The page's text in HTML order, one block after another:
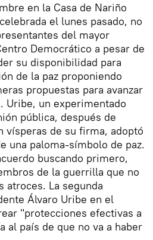
en la Casa de Nariño
el lunes pasado, no
del mayor
Democrático a pesar de
su disponibilidad para
de la paz proponiendo
propuestas para avanzar
Uribe, un experimentado
pública, después de
vísperas de su firma, adoptó
una paloma-símbolo de paz.
buscando primero,
de la guerrilla que no
atroces. La segunda
Álvaro Uribe en el
"protecciones efectivas a
al país de que no va a haber